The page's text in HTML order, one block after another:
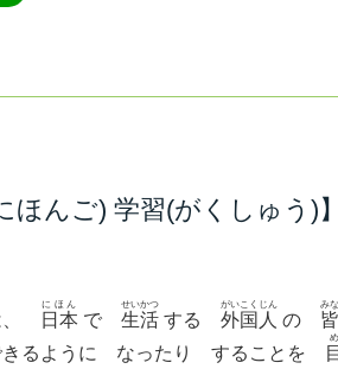
ほんご) 学習(がくしゅ
、 日本
にほん
で 生活
せいかつ
する 外国人
がいこくじん
の 皆
みな
るように なったり することを